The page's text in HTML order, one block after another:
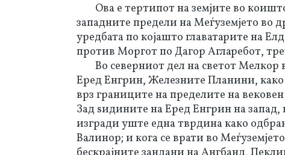
Ова е тертипот на земјите во
западните предели на Меѓуземјето во
уредбата по којашто главатарите на
против Моргот по Дагор Агларебот,
Во северниот дел на светот
Еред Енгрин, Железните Планини, како
врз границите на пределите на
Зад ѕидините на Еред Енгрин на запад,
изгради уште една тврдина како
Валинор; и кога се врати во